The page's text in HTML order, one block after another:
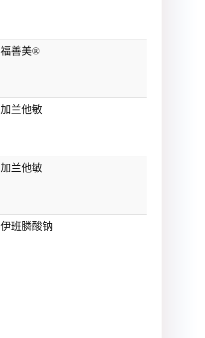
福善美®
加兰他敏
加兰他敏
伊班膦酸钠